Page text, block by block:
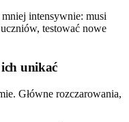
intensywnie: musi
testować nowe
unikać
Główne rozczarowania,